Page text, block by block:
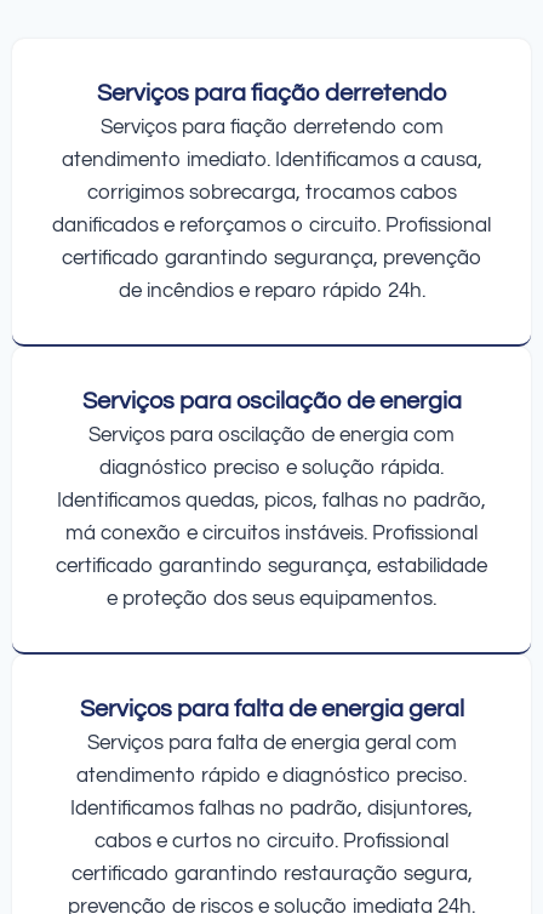
Serviços para fiação derretendo
Serviços para fiação derretendo com
atendimento imediato. Identificamos a causa,
corrigimos sobrecarga, trocamos cabos
danificados e reforçamos o circuito. Profissional
certificado garantindo segurança, prevenção
de incêndios e reparo rápido 24h.
Serviços para oscilação de energia
Serviços para oscilação de energia com
diagnóstico preciso e solução rápida.
Identificamos quedas, picos, falhas no padrão,
má conexão e circuitos instáveis. Profissional
certificado garantindo segurança, estabilidade
e proteção dos seus equipamentos.
Serviços para falta de energia geral
Serviços para falta de energia geral com
atendimento rápido e diagnóstico preciso.
Identificamos falhas no padrão, disjuntores,
cabos e curtos no circuito. Profissional
certificado garantindo restauração segura,
prevenção de riscos e solução imediata 24h.